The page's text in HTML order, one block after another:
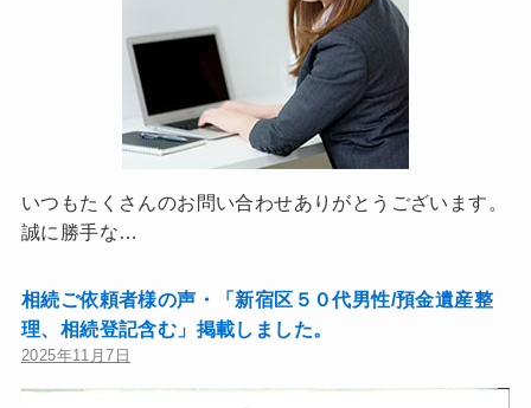
いつもたくさんのお問い合わせありがとうございます。
誠に勝手な…
相続ご依頼者様の声・「新宿区５０代男性/預金遺産整
理、相続登記含む」掲載しました。
2025年11月7日